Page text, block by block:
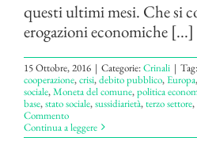
questi ultimi mesi. Che si
erogazioni economiche [...]
15 Ottobre, 2016 | Categorie:Crinali | Tag:
cooperazione,crisi,debito pubblico,Europa,
sociale,Moneta del comune,politica
base,stato sociale,sussidiarietà,terzo settore,
Commento
Continua a leggere